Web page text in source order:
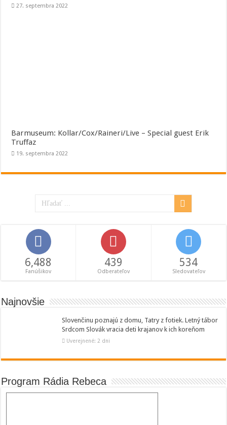
27. septembra 2022
Barmuseum: Kollar/Cox/Raineri/Live – Special guest Erik
Truffaz
19. septembra 2022
6,488
Fanúšikov
439
Odberateľov
534
Sledovateľov
Najnovšie
Slovenčinu poznajú z domu, Tatry z fotiek. Letný tábor
Srdcom Slovák vracia deti krajanov k ich koreňom
Uverejnené: 2 dni
Program Rádia Rebeca